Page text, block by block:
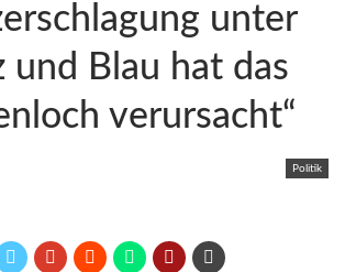
unter
und Blau hat das
verursacht“
Politik